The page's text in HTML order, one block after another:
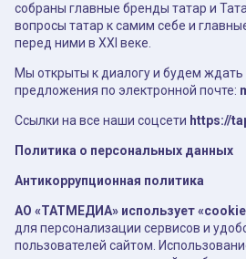
собраны главные бренды татар и
вопросы татар к самим себе и
перед ними в XXI веке.
Мы открыты к диалогу и будем ждать
предложения по электронной почте:
Ссылки на все наши соцсети https://
Политика о персональных данных
Антикоррупционная политика
АО «ТАТМЕДИА» использует
для персонализации сервисов и
пользователей сайтом.